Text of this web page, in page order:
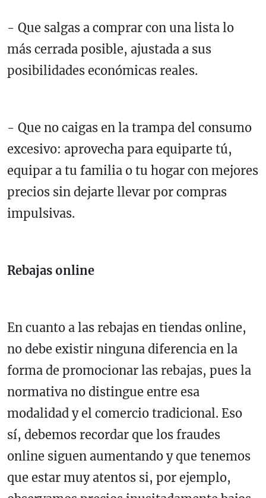
- Que salgas a comprar con una lista lo
más cerrada posible, ajustada a sus
posibilidades económicas reales.
- Que no caigas en la trampa del consumo
excesivo: aprovecha para equiparte tú,
equipar a tu familia o tu hogar con mejores
precios sin dejarte llevar por compras
impulsivas.
Rebajas online
En cuanto a las rebajas en tiendas online,
no debe existir ninguna diferencia en la
forma de promocionar las rebajas, pues la
normativa no distingue entre esa
modalidad y el comercio tradicional. Eso
sí, debemos recordar que los fraudes
online siguen aumentando y que tenemos
que estar muy atentos si, por ejemplo,